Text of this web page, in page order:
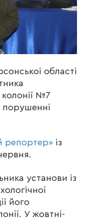
області
колонії №7
порушенні
репортер» із
установи із
його
У жовтні-